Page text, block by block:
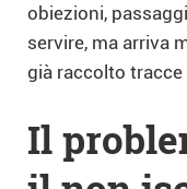
obiezioni,
servire, ma arriva
già raccolto tracce
Il